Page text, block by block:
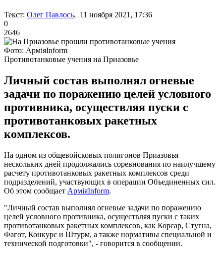
Текст: Олег Павлось, 11 ноября 2021, 17:36
0
2646
Фото: АрміяInform
Противотанковые учения на Приазовье
Личный состав выполнял огневые
задачи по поражению целей условного
противника, осуществляя пуски с
противотанковых ракетных
комплексов.
На одном из общевойсковых полигонов Приазовья
нескольких дней продолжались соревнования по наилучшему
расчету противотанковых ракетных комплексов среди
подразделений, участвующих в операции Объединенных сил.
Об этом сообщает АрміяInform.
"Личный состав выполнял огневые задачи по поражению
целей условного противника, осуществляя пуски с таких
противотанковых ракетных комплексов, как Корсар, Стугна,
Фагот, Конкурс и Штурм, а также нормативы специальной и
технической подготовки", - говорится в сообщении.